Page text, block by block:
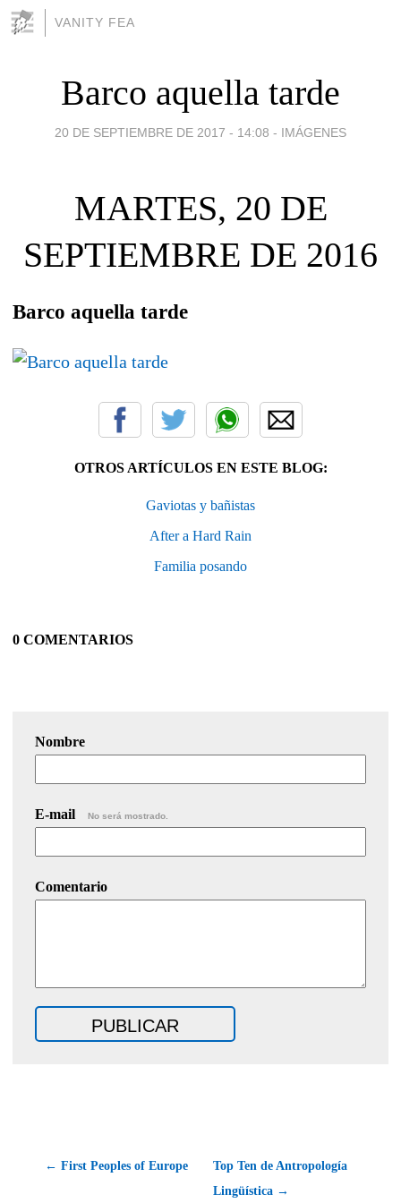
VANITY FEA
Barco aquella tarde
20 DE SEPTIEMBRE DE 2017 - 14:08 - IMÁGENES
MARTES, 20 DE
SEPTIEMBRE DE 2016
Barco aquella tarde
OTROS ARTÍCULOS EN ESTE BLOG:
Gaviotas y bañistas
After a Hard Rain
Familia posando
0 COMENTARIOS
Nombre
E-mail No será mostrado.
Comentario
← First Peoples of Europe
Top Ten de Antropología
Lingüística →